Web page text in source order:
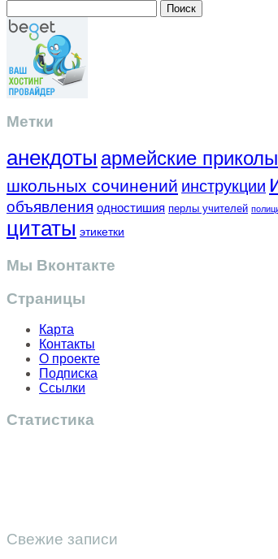
Метки
анекдоты армейские приколы
школьных сочинений инструкции
объявления одностишия перлы учителей
цитаты этикетки
Мы Вконтакте
Страницы
Карта
Контакты
О проекте
Подписка
Ссылки
Статистика
Свежие записи